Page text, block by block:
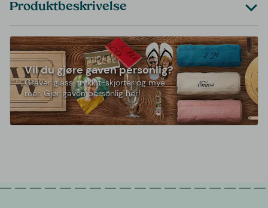
Produktbeskrivelse
Vil du gjøre gaven personlig?
Graver glass, trykk t-skjorter og mye
mer. Gjør gaven personlig her!